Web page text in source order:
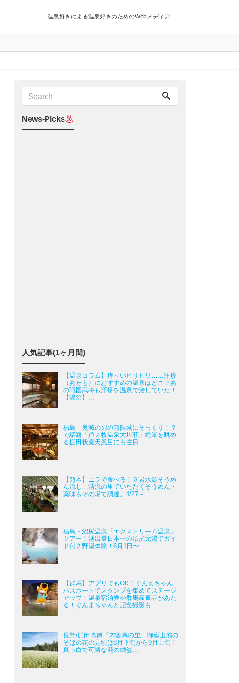
温泉好きによる温泉好きのためのWebメディア
News-Picks
人気記事(1ヶ月間)
【温泉コラム】痒～いヒリヒリ……汗疹
（あせも）におすすめの温泉はどこ？あ
の戦国武将も汗疹を温泉で治していた！
【湯治】...
福島 鬼滅の刃の無限城にそっくり！？
で話題「芦ノ牧温泉大川荘」絶景を眺め
る棚田状露天風呂にも注目...
【熊本】ニラで食べる！立岩水源そうめ
ん流し…清流の里でいただくそうめん・
薬味もその場で調達。4/27～...
福島・沼尻温泉「エクストリーム温泉」
ツアー！湧出量日本一の沼尻元湯でガイ
ド付き野湯体験！6月1日〜...
【群馬】アプリでもOK！ぐんまちゃん
パスポートでスタンプを集めてステージ
アップ！温泉宿泊券や群馬産直品があた
る！ぐんまちゃんと記念撮影も...
長野/開田高原「木曽馬の里」御嶽山麓の
そばの花の見頃は8月下旬から9月上旬！
真っ白で可憐な花の絨毯...